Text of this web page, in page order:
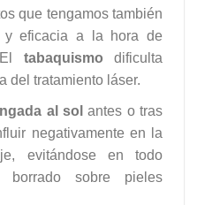
que tengamos también
y eficacia a la hora de
tabaquismo dificulta
del tratamiento láser.
al sol antes o tras
negativamente en la
evitándose en todo
borrado sobre pieles